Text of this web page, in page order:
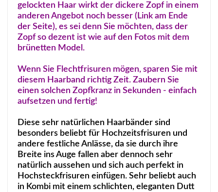
gelockten Haar wirkt der dickere Zopf in einem
anderen Angebot noch besser (Link am Ende
der Seite), es sei denn Sie möchten, dass der
Zopf so dezent ist wie auf den Fotos mit dem
brünetten Model.
Wenn Sie Flechtfrisuren mögen, sparen Sie mit
diesem Haarband richtig Zeit. Zaubern Sie
einen solchen Zopfkranz in Sekunden - einfach
aufsetzen und fertig!
Diese sehr natürlichen Haarbänder sind
besonders beliebt für Hochzeitsfrisuren und
andere festliche Anlässe, da sie durch ihre
Breite ins Auge fallen aber dennoch sehr
natürlich aussehen und sich auch perfekt in
Hochsteckfrisuren einfügen. Sehr beliebt auch
in Kombi mit einem schlichten, eleganten Dutt